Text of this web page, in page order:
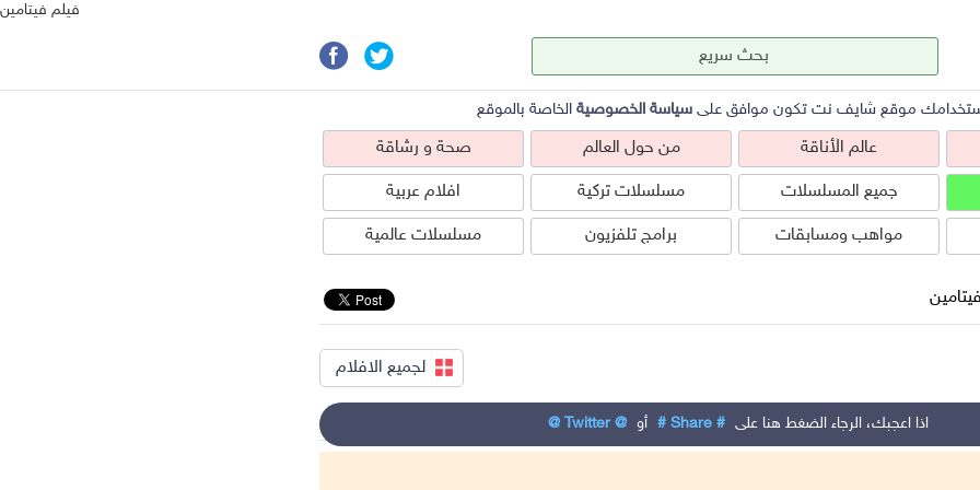
فيلم فيتامين
صحة و رشاقة
موقع شايف نت تكون موافق على سياسة الخصوصية الخاصة بالموقع
عالم الأناقة من حول العالم صحة و رشاقة
جميع المسلسلات مسلسلات تركية افلام عربية
مواهب ومسابقات برامج تلفزيون مسلسلات عالمية
فيتامين
لجميع الافلام
اذا اعجبك، الرجاء الضغط هنا على # Share # أو @ Twitter @